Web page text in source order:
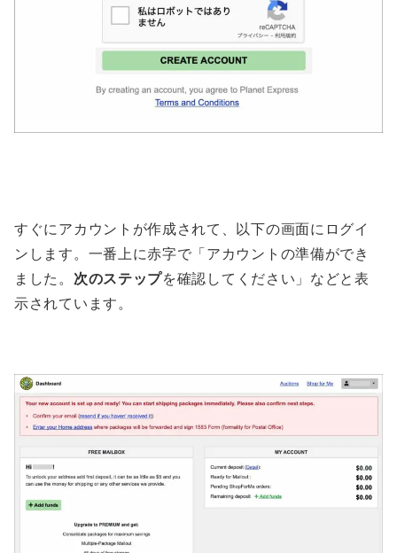
すぐにアカウントが作成されて、以下の画面にログイ
ンします。一番上に赤字で「アカウントの準備ができ
ました。 次のステップを確認してください」などと表
示されています。